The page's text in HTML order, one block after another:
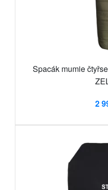
Spacák mumie
2